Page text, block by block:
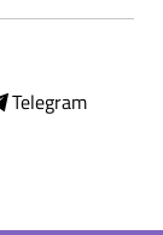
Telegram